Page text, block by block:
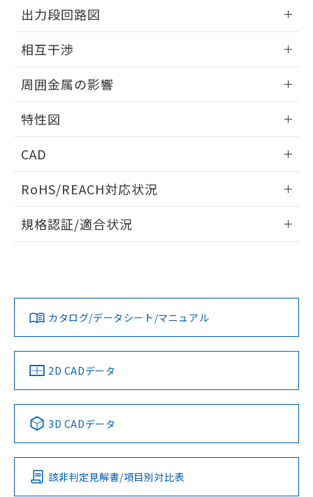
外形図
出力段回路図
出力段回路図
タイムチャート
相互干渉
相互干渉
A: 60mm以上、B: 35mm以上
周囲金属の影響
周囲金属の影響
上、n: 30mm以上
特性図
検出物体の大きさと材質による影響
検出領域
CAD
ドすることができます。
ログイン/会員登録
ダウンロードデータをご利用いただく前に、以下を必ずお読
みください。
ソフトウェアの使用条件
RoHS/REACH対応状況
EU RoHS 注意事項・凡例
対応済み
中国 RoHS 注意事項・凡例
Pb Hg Cd Cr(VI)
O
規格認証/適合状況
LR型式承認
（イギリス
船舶規格）
DNV型式承認
（ノルウェー
BV型式承認
（フランス
KR型式
（韓国
No No No No
この製品の規格認証/適合状況ページへ
その他の認証はこちらのページからご検索ください
カタログ/データシート/マニュアル
2D CADデータ
3D CADデータ
該非判定見解書/項目別対比表
※当社の共同利用者とは、
の共同利用に関して"
の「1.共同利
指します。
EU RoHS指令（10物質）の非含有証明書
51物質の非含有証明書（当社基準）
※本証明書は発行日時点で非含有を証明す
るもので、過去に遡って非含有を証明する
また、RoHS指令のフタル酸エステル類４
物質の対応では、対応完了までの期間は出
荷製品に未対応品が混在することから備考
り、2022年1月12日より割愛しておりま
す。